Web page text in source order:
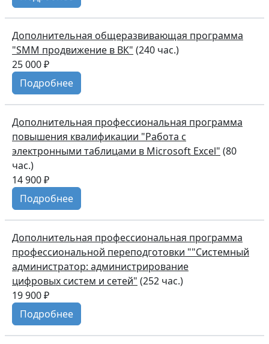
Дополнительная общеразвивающая программа
"SMM продвижение в ВК" (240 час.)
25 000 ₽
Подробнее
Дополнительная профессиональная программа
повышения квалификации "Работа с
электронными таблицами в Microsoft Excel" (80
час.)
14 900 ₽
Подробнее
Дополнительная профессиональная программа
профессиональной переподготовки ""Системный
администратор: администрирование
цифровых систем и сетей" (252 час.)
19 900 ₽
Подробнее